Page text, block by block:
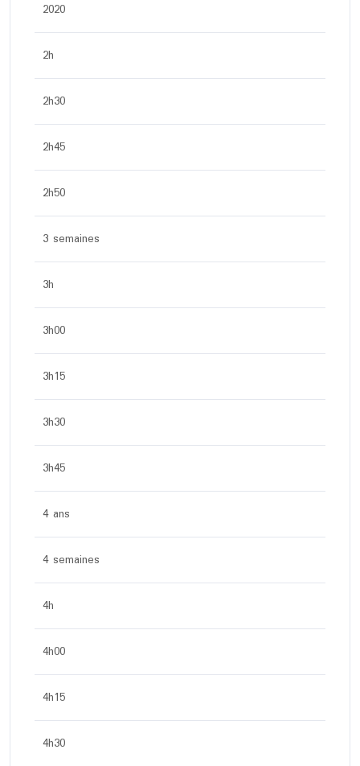
2020
2h
2h30
2h45
2h50
3 semaines
3h
3h00
3h15
3h30
3h45
4 ans
4 semaines
4h
4h00
4h15
4h30